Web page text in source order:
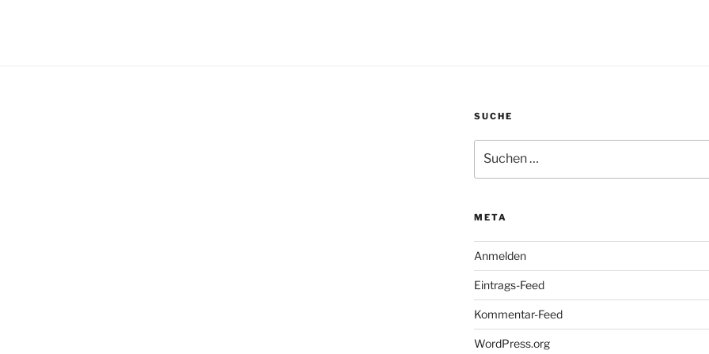
SUCHE
nach:
META
Anmelden
Eintrags-Feed
Kommentar-Feed
WordPress.org